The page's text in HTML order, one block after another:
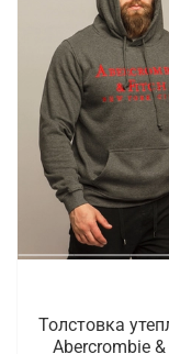
Толстовка
Abercrombie